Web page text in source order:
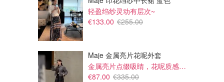
轻盈绉纱灵动有层次~
€133.00 €255.00
Maje 金属亮片花呢外套
金属亮片点缀吸睛，花呢质感高级又显贵
€87.00 €335.00